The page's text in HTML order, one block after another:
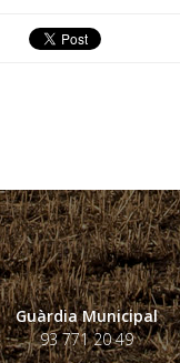
Guàrdia Municipal
93 771 20 49